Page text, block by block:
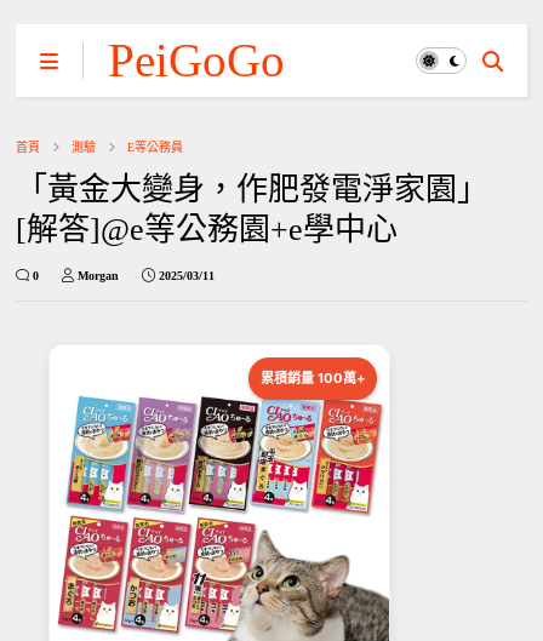
PeiGoGo
首頁 測驗 E等公務員
「黃金大變身，作肥發電淨家園」
[解答]@e等公務園+e學中心
0 Morgan 2025/03/11
累積銷量 100萬+